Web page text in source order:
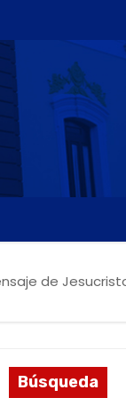
de
Búsqueda